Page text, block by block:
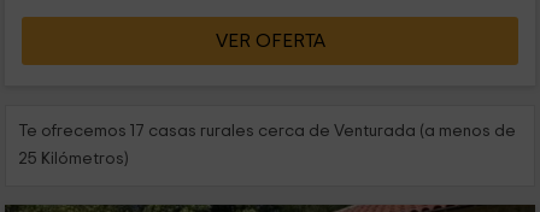
VER OFERTA
Te ofrecemos 17 casas rurales cerca de Venturada (a menos de
25 Kilómetros)